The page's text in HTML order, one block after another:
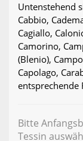
Untenstehend
Cabbio,
Cagiallo,
Camorino,
(Blenio),
Capolago,
entsprechende
Bitte
Tessin